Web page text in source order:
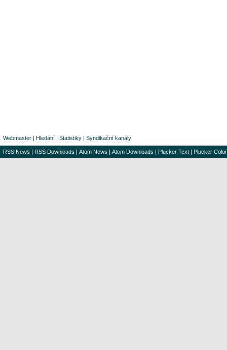
Webmaster | Hledání | Statistiky | Syndikační kanály
RSS News | RSS Downloads | Atom News | Atom Downloads | Plucker Text | Plucker Color